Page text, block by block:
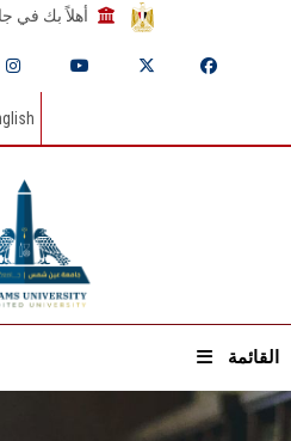
أهلاً بك في
القائمة